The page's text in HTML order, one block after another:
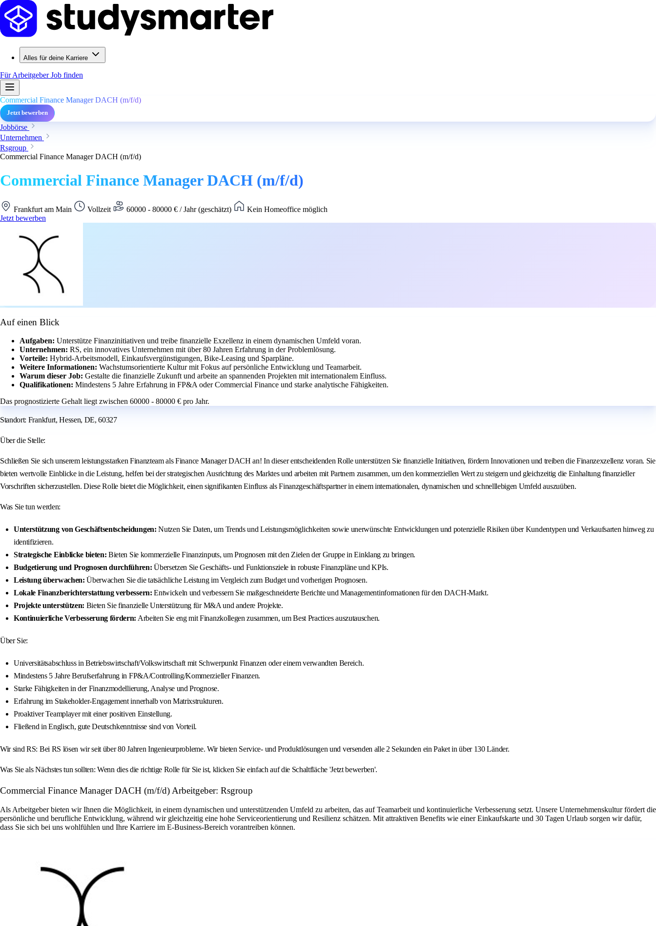
Alles für deine Karriere
Für ArbeitgeberJob finden
Commercial Finance Manager DACH (m/f/d)
Jetzt bewerben
Jobbörse
Unternehmen
Rsgroup
Commercial Finance Manager DACH (m/f/d)
Commercial Finance Manager DACH (m/f/d)
Frankfurt am Main Vollzeit 60000 - 80000 € / Jahr (geschätzt)
Kein Homeoffice möglich
Jetzt bewerben
Auf einen Blick
Aufgaben: Unterstütze Finanzinitiativen und treibe finanzielle Exzellenz in einem dynamischen Umfeld voran.
Unternehmen: RS, ein innovatives Unternehmen mit über 80 Jahren Erfahrung in der Problemlösung.
Vorteile: Hybrid-Arbeitsmodell, Einkaufsvergünstigungen, Bike-Leasing und Sparpläne.
Weitere Informationen: Wachstumsorientierte Kultur mit Fokus auf persönliche Entwicklung und Teamarbeit.
Warum dieser Job: Gestalte die finanzielle Zukunft und arbeite an spannenden Projekten mit internationalem Einfluss.
Qualifikationen: Mindestens 5 Jahre Erfahrung in FP&A oder Commercial Finance und starke analytische Fähigkeiten.
Das prognostizierte Gehalt liegt zwischen 60000 - 80000 € pro Jahr.
Standort: Frankfurt, Hessen, DE, 60327
Über die Stelle:
Schließen Sie sich unserem leistungsstarken Finanzteam als Finance Manager DACH an! In dieser entscheidenden Rolle unterstützen Sie finanzielle Initiativen, fördern Innovationen und treiben die Finanzexzellenz voran. Sie
bieten wertvolle Einblicke in die Leistung, helfen bei der strategischen Ausrichtung des Marktes und arbeiten mit Partnern zusammen, um den kommerziellen Wert zu steigern und gleichzeitig die Einhaltung finanzieller
Vorschriften sicherzustellen. Diese Rolle bietet die Möglichkeit, einen signifikanten Einfluss als Finanzgeschäftspartner in einem internationalen, dynamischen und schnelllebigen Umfeld auszuüben.
Was Sie tun werden:
Unterstützung von Geschäftsentscheidungen: Nutzen Sie Daten, um Trends und Leistungsmöglichkeiten sowie unerwünschte Entwicklungen und potenzielle Risiken über Kundentypen und Verkaufsarten hinweg zu
identifizieren.
Strategische Einblicke bieten: Bieten Sie kommerzielle Finanzinputs, um Prognosen mit den Zielen der Gruppe in Einklang zu bringen.
Budgetierung und Prognosen durchführen: Übersetzen Sie Geschäfts- und Funktionsziele in robuste Finanzpläne und KPIs.
Leistung überwachen: Überwachen Sie die tatsächliche Leistung im Vergleich zum Budget und vorherigen Prognosen.
Lokale Finanzberichterstattung verbessern: Entwickeln und verbessern Sie maßgeschneiderte Berichte und Managementinformationen für den DACH-Markt.
Projekte unterstützen: Bieten Sie finanzielle Unterstützung für M&A und andere Projekte.
Kontinuierliche Verbesserung fördern: Arbeiten Sie eng mit Finanzkollegen zusammen, um Best Practices auszutauschen.
Über Sie:
Universitätsabschluss in Betriebswirtschaft/Volkswirtschaft mit Schwerpunkt Finanzen oder einem verwandten Bereich.
Mindestens 5 Jahre Berufserfahrung in FP&A/Controlling/Kommerzieller Finanzen.
Starke Fähigkeiten in der Finanzmodellierung, Analyse und Prognose.
Erfahrung im Stakeholder-Engagement innerhalb von Matrixstrukturen.
Proaktiver Teamplayer mit einer positiven Einstellung.
Fließend in Englisch, gute Deutschkenntnisse sind von Vorteil.
Wir sind RS: Bei RS lösen wir seit über 80 Jahren Ingenieurprobleme. Wir bieten Service- und Produktlösungen und versenden alle 2 Sekunden ein Paket in über 130 Länder.
Was Sie als Nächstes tun sollten: Wenn dies die richtige Rolle für Sie ist, klicken Sie einfach auf die Schaltfläche 'Jetzt bewerben'.
Commercial Finance Manager DACH (m/f/d) Arbeitgeber: Rsgroup
Als Arbeitgeber bieten wir Ihnen die Möglichkeit, in einem dynamischen und unterstützenden Umfeld zu arbeiten, das auf Teamarbeit und kontinuierliche Verbesserung setzt. Unsere Unternehmenskultur fördert die
persönliche und berufliche Entwicklung, während wir gleichzeitig eine hohe Serviceorientierung und Resilienz schätzen. Mit attraktiven Benefits wie einer Einkaufskarte und 30 Tagen Urlaub sorgen wir dafür,
dass Sie sich bei uns wohlfühlen und Ihre Karriere im E-Business-Bereich vorantreiben können.